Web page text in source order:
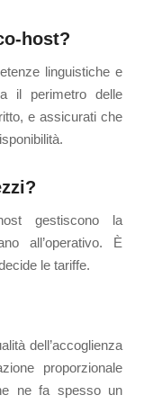
host?
linguistiche e
il perimetro delle
e assicurati che
gestiscono la
all’operativo. È
le tariffe.
dell’accoglienza
proporzionale
ne fa spesso un